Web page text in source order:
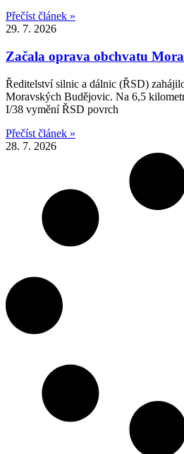
Přečíst článek »
29. 7. 2026
Začala oprava obchvatu
Ředitelství silnic a dálnic (ŘSD)
Moravských Budějovic. Na 6,5
I/38 vymění ŘSD povrch
Přečíst článek »
28. 7. 2026